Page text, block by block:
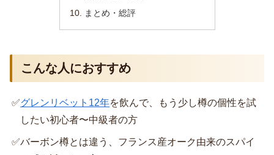
まとめ・総評
こんな人におすすめ
✅グレンリベット12年を飲んで、もう少し樽の個性を試
したい初心者〜中級者の方
✅バーボン樽とは違う、フランス産オーク由来のスパイ